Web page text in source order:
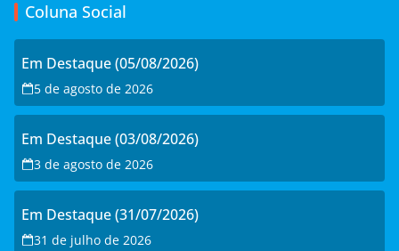
Coluna Social
Em Destaque (05/08/2026)
5 de agosto de 2026
Em Destaque (03/08/2026)
3 de agosto de 2026
Em Destaque (31/07/2026)
31 de julho de 2026